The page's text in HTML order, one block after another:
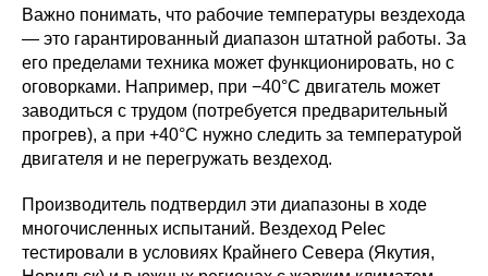
Важно понимать, что рабочие температуры вездехода
— это гарантированный диапазон штатной работы. За
его пределами техника может функционировать, но с
оговорками. Например, при −40°C двигатель может
заводиться с трудом (потребуется предварительный
прогрев), а при +40°C нужно следить за температурой
двигателя и не перегружать вездеход.
Производитель подтвердил эти диапазоны в ходе
многочисленных испытаний. Вездеход Pelec
тестировали в условиях Крайнего Севера (Якутия,